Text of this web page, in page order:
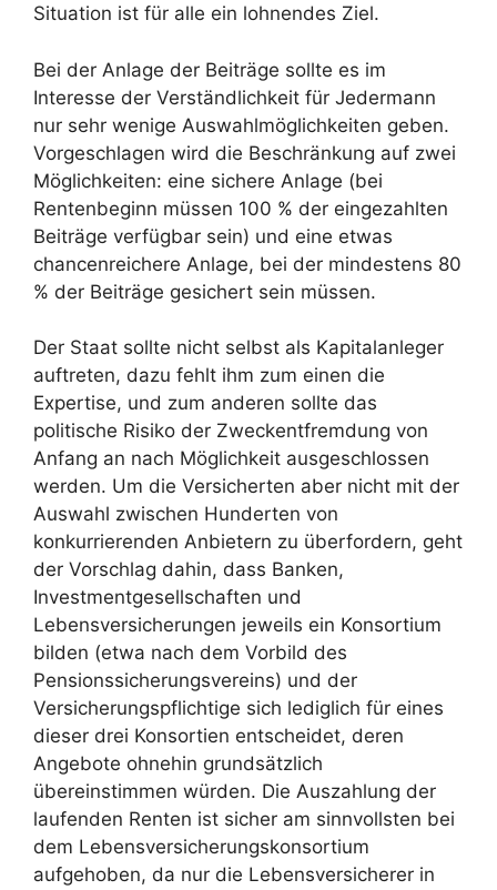
Situation ist für alle ein lohnendes Ziel.
Bei der Anlage der Beiträge sollte es im
Interesse der Verständlichkeit für Jedermann
nur sehr wenige Auswahlmöglichkeiten geben.
Vorgeschlagen wird die Beschränkung auf zwei
Möglichkeiten: eine sichere Anlage (bei
Rentenbeginn müssen 100 % der eingezahlten
Beiträge verfügbar sein) und eine etwas
chancenreichere Anlage, bei der mindestens 80
% der Beiträge gesichert sein müssen.
Der Staat sollte nicht selbst als Kapitalanleger
auftreten, dazu fehlt ihm zum einen die
Expertise, und zum anderen sollte das
politische Risiko der Zweckentfremdung von
Anfang an nach Möglichkeit ausgeschlossen
werden. Um die Versicherten aber nicht mit der
Auswahl zwischen Hunderten von
konkurrierenden Anbietern zu überfordern, geht
der Vorschlag dahin, dass Banken,
Investmentgesellschaften und
Lebensversicherungen jeweils ein Konsortium
bilden (etwa nach dem Vorbild des
Pensionssicherungsvereins) und der
Versicherungspflichtige sich lediglich für eines
dieser drei Konsortien entscheidet, deren
Angebote ohnehin grundsätzlich
übereinstimmen würden. Die Auszahlung der
laufenden Renten ist sicher am sinnvollsten bei
dem Lebensversicherungskonsortium
aufgehoben, da nur die Lebensversicherer in